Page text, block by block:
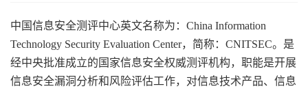
中国信息安全测评中心英文名称为：China Information
Technology Security Evaluation Center，简称：CNITSEC。是
经中央批准成立的国家信息安全权威测评机构，职能是开展
信息安全漏洞分析和风险评估工作，对信息技术产品、信息